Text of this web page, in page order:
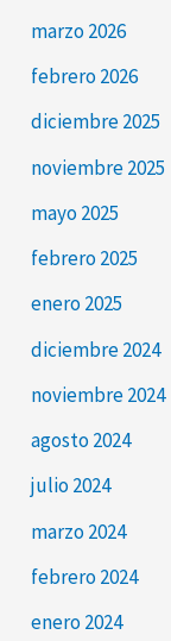
marzo 2026
febrero 2026
diciembre 2025
noviembre 2025
mayo 2025
febrero 2025
enero 2025
diciembre 2024
noviembre 2024
agosto 2024
julio 2024
marzo 2024
febrero 2024
enero 2024